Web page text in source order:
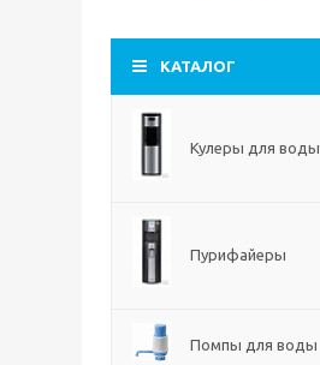
КАТАЛОГ
Кулеры для воды
Пурифайеры
Помпы для воды